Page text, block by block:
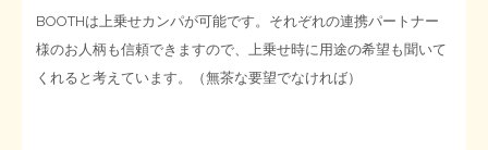
BOOTHは上乗せカンパが可能です。それぞれの連携パートナー
様のお人柄も信頼できますので、上乗せ時に用途の希望も聞いて
くれると考えています。（無茶な要望でなければ）